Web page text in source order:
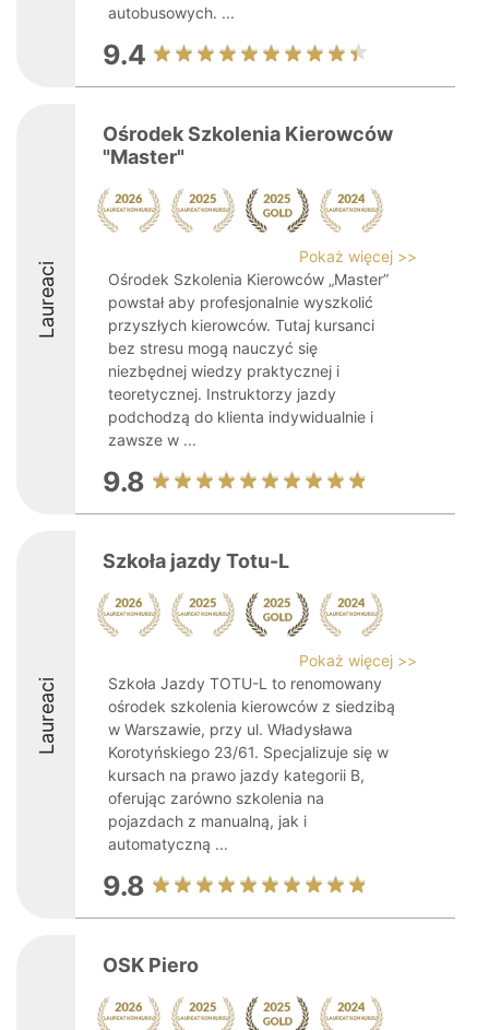
autobusowych. ...
9.4
Laureaci
Ośrodek Szkolenia Kierowców
"Master"
Pokaż więcej >>
Ośrodek Szkolenia Kierowców „Master”
powstał aby profesjonalnie wyszkolić
przyszłych kierowców. Tutaj kursanci
bez stresu mogą nauczyć się
niezbędnej wiedzy praktycznej i
teoretycznej. Instruktorzy jazdy
podchodzą do klienta indywidualnie i
zawsze w ...
9.8
Laureaci
Szkoła jazdy Totu-L
Pokaż więcej >>
Szkoła Jazdy TOTU-L to renomowany
ośrodek szkolenia kierowców z siedzibą
w Warszawie, przy ul. Władysława
Korotyńskiego 23/61. Specjalizuje się w
kursach na prawo jazdy kategorii B,
oferując zarówno szkolenia na
pojazdach z manualną, jak i
automatyczną ...
9.8
OSK Piero